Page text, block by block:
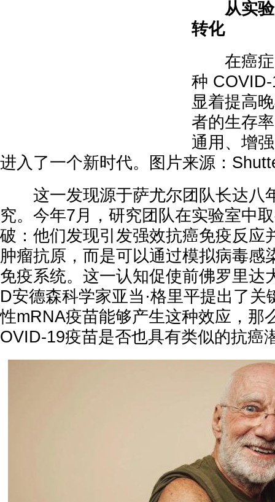
从实验
转化
在癌症
种
显着提高
者的生存
通用、增
进入了一个新时代。图片来源：
这一发现源于萨尤尔团队长达八
究。今年7月，研究团队在实验室中
破：他们发现引发强效抗癌免疫反应
肿瘤抗原，而是可以通过模拟病毒感
免疫系统。这一认知促使前佛罗里达
D安德森科学家亚当·格里平提出了关
性mRNA疫苗能够产生这种效应，那
OVID-19疫苗是否也具有类似的抗癌